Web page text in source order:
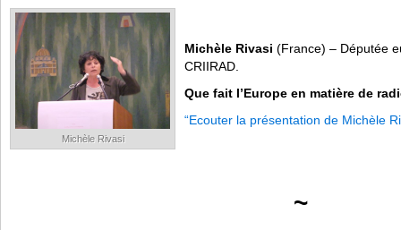
Michèle Rivasi
Michèle Rivasi (France) – Députée
CRIIRAD.
Que fait l’Europe en matière de
“Ecouter la présentation de Michèle
~